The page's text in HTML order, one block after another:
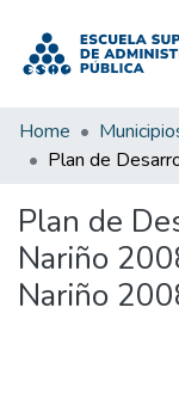
Home
Plan de
Nariño
Nariño